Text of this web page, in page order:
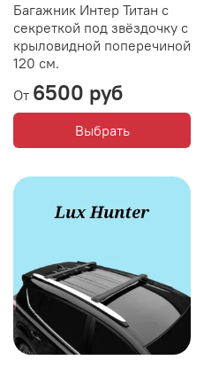
Багажник Интер Титан с
секреткой под звёздочку с
крыловидной поперечиной
120 см.
От 6500 руб
Выбрать